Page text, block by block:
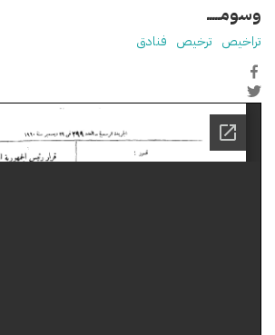
وسومـــــ
تراخيص ترخيص فنادق